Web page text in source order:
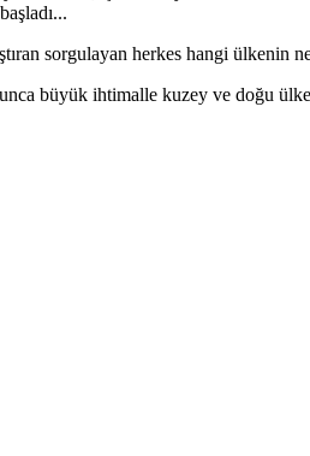
sorgulayan herkes hangi ülkenin
büyük ihtimalle kuzey ve doğu